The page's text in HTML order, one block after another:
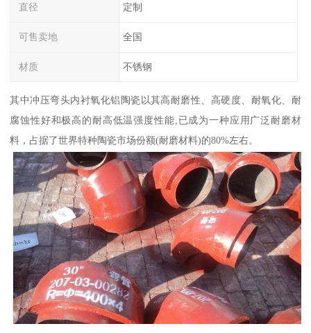
直径 定制
可售卖地 全国
材质 不锈钢
其中冲压弯头内衬氧化铝陶瓷以其高耐磨性、高硬度、耐氧化、耐
腐蚀性好和极高的耐高低温强度性能,已成为一种应用广泛耐磨材
料，占据了世界特种陶瓷市场份额(耐磨材料)的80%左右。